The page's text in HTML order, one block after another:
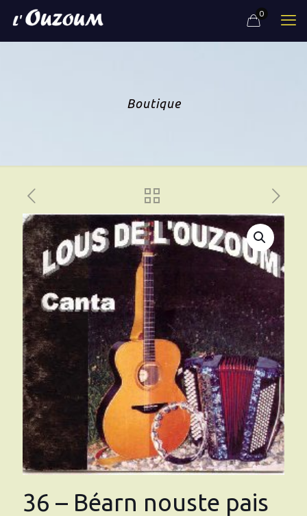
0
Boutique
36 – Béarn nouste pais